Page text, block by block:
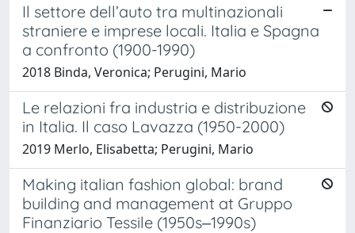
Il settore dell’auto tra multinazionali
straniere e imprese locali. Italia e Spagna
a confronto (1900-1990)
2018 Binda, Veronica; Perugini, Mario
Le relazioni fra industria e distribuzione
in Italia. Il caso Lavazza (1950-2000)
2019 Merlo, Elisabetta; Perugini, Mario
Making italian fashion global: brand
building and management at Gruppo
Finanziario Tessile (1950s‒1990s)